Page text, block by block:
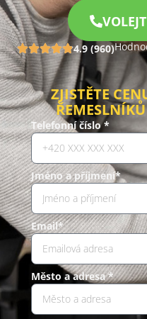
4.9 (960)
ZJISTĚTE
Telefonní číslo *
Jméno a příjmení*
Email*
Město a adresa *